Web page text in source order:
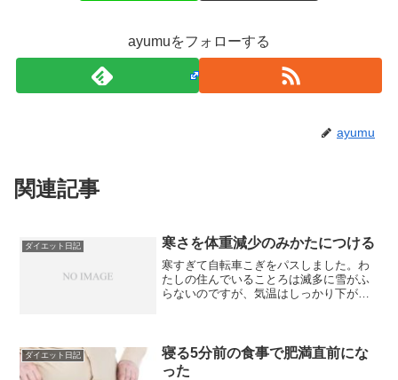
ayumuをフォローする
ayumu
関連記事
ダイエット日記 寒さを体重減少のみかたにつける
寒すぎて自転車こぎをパスしました。わ
たしの住んでいることろは滅多に雪がふ
らないのですが、気温はしっかり下がっ
んです。自然の摂理でし...
ダイエット日記
寝る5分前の食事で肥満直前にな
った